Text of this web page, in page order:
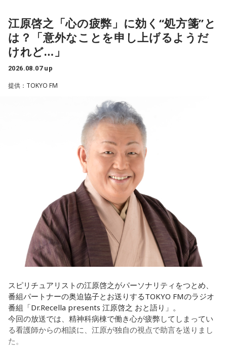
ほのか・海：ありがとうございます。
潮：「コニファー」はテレビアニメ「これ描いて死ね」のエ
ンディングテーマとなっています。
ね？
遠山：この楽曲はどこから作り始めました？
ほのか：「これ描いて死ね」は、マンガを描くことを題材に
した作品なんですけど、まずは原作を読みました。それで、0
から1にするときに、心のなかで薪をくべて火種を燃やしてい
く。そして、風が吹いてめちゃめちゃ燃えていくみたいな。
そういったものを絶やさずに「自分だけでやっていくぞ！」
みたいな気持ちと、私がお家で音楽を作っているとき
の……“色”かな？ その色がすごく一致している部分があったの
で、今回はアニメのエンディングテーマとして曲を書かせて
もらったんですけど、結構パーソナルな部分が出た作品にな
りました。
遠山：自分自身の内面をすごく辿って探っている曲ですよ
ね？
ほのか：はい。私は「自分自身を分かってみたい」という気
持ちで作品を作っていて、もしかしたら皆さんも何かを作る
ときって、自分自身を分かってみたいから作るんじゃないか
なと思って、そういう曲を作りました。
れることがあります。病気だからと割り切って仕事に就いて
いるのですが、心が疲れてきています。私生活は充実してお
り、夫と新しく家を建てるためにも仕事は辞められません。
仕事がつらいからこそ私生活が充実する、幸せになるぞとい
の心持ちについてアドバイスをいただけないでしょうか？
――患者からの暴言や暴力に心が折れそうになりながらも、
過酷な現場で奮闘する看護師の相談に対し、江原は「意外な
ことを申し上げるようだけれど……」と前置きした上で、具体
的なアドバイスを提示しました。
江原：私はね、ちょっと意外なことを申し上げるようだけれ
ど、「体力」だと思います。やっぱり、ちゃんと食べて、よ
く寝る。で、やっぱり看護師さんって不規則でしょう？ 夜勤
とかね。いろいろとシフトがあるから、身体のコンディショ
ンを持っていくのがとっても大変だと思うの。
これ、ばかにならなくて、私、いつもフィジカルとスピリチ
ュアルというものは、いつも同じく同等に思わなきゃダメだ
と言っているんです。昔から「健全な身体に健全な精神宿
それは、例えばご病気の方とかはダメだとか、そういう風に
差別しているわけではなくてね。私達、コンディションが良
いと心のコンディションも良くなりません？ やっぱり、寝不
足のときってちょっとネガティブになっちゃったり、笑顔が
ちょっと欠けちゃったりね。
江原啓之「心の疲弊」に効く“処方箋”と
は？「意外なことを申し上げるようだ
けれど…」
2026.08.07 up
提供：TOKYO FM
スピリチュアリストの江原啓之がパーソナリティをつとめ、
番組パートナーの奥迫協子とお送りするTOKYO FMのラジオ
番組「Dr.Recella presents 江原啓之 おと語り」。
今回の放送では、精神科病棟で働き心が疲弊してしまってい
る看護師からの相談に、江原が独自の視点で助言を送りまし
た。